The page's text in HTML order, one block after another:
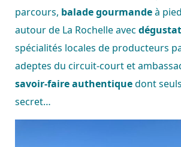
parcours, balade gourmandeà
autour de La Rochelle avec
spécialités locales de producteurs
adeptes du circuit-court et
savoir-faire authentiquedont
secret…